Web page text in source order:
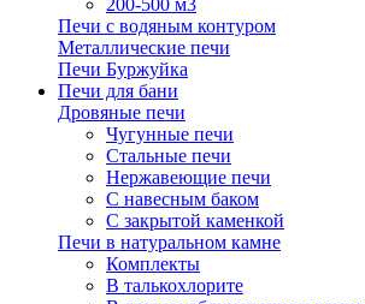
200-500 м3
Печи с водяным контуром
Металлические печи
Печи Буржуйка
Печи для бани
Дровяные печи
Чугунные печи
Стальные печи
Нержавеющие печи
С навесным баком
С закрытой каменкой
Печи в натуральном камне
Комплекты
В талькохлорите